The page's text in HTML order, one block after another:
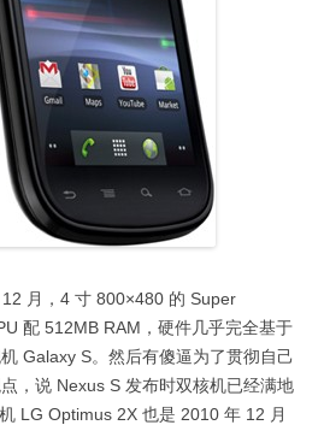
月，4 寸 800×480 的 Super
配 512MB RAM，硬件几乎完全基于
Galaxy S。然后有傻逼为了贯彻自己
，说 Nexus S 发布时双核机已经满地
LG Optimus 2X 也是 2010 年 12 月